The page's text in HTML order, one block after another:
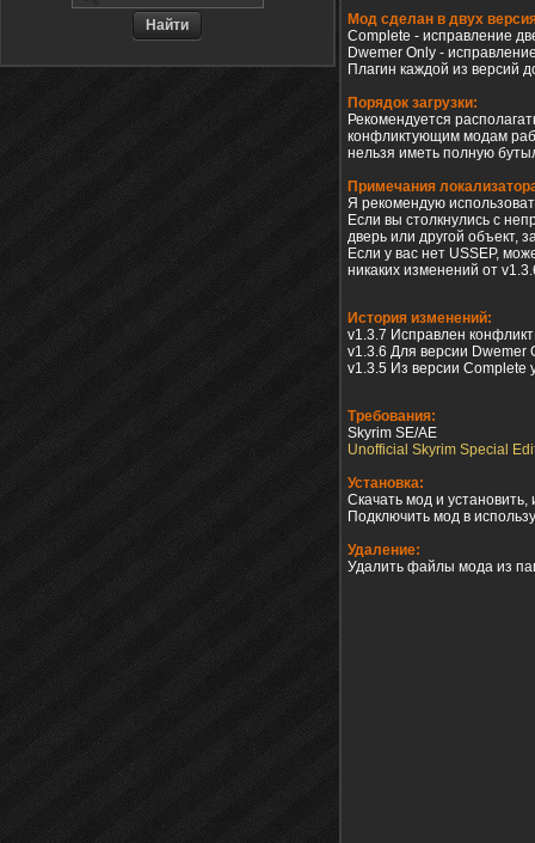
Мод сделан в двух
Complete - исправление
Dwemer Only -
Плагин каждой из версий
Порядок загрузки:
Рекомендуется
конфликтующим модам
нельзя иметь полную
Примечания
Я рекомендую
Если вы столкнулись с
дверь или другой объект,
Если у вас нет USSEP,
никаких изменений от
История изменений:
v1.3.7 Исправлен
v1.3.6 Для версии Dwemer
v1.3.5 Из версии Complete
Требования:
Skyrim SE/AE
Unofficial Skyrim Special
Установка:
Скачать мод и
Подключить мод в
Удаление:
Удалить файлы мода из